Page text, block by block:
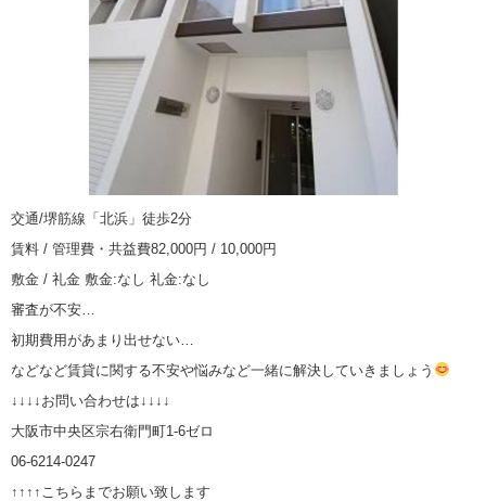
交通/堺筋線「北浜」徒歩2分
賃料 / 管理費・共益費82,000円 / 10,000円
敷金 / 礼金 敷金:なし 礼金:なし
審査が不安…
初期費用があまり出せない…
などなど賃貸に関する不安や悩みなど一緒に解決していきましょう
↓↓↓↓お問い合わせは↓↓↓↓
大阪市中央区宗右衛門町1-6ゼロ
06-6214-0247
↑↑↑↑こちらまでお願い致します